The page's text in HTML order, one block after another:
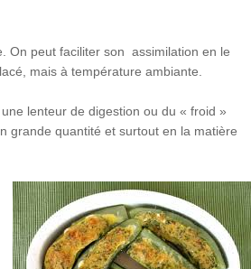
On peut faciliter son assimilation en le
mais à température ambiante.
lenteur de digestion ou du « froid »
grande quantité et surtout en la matière